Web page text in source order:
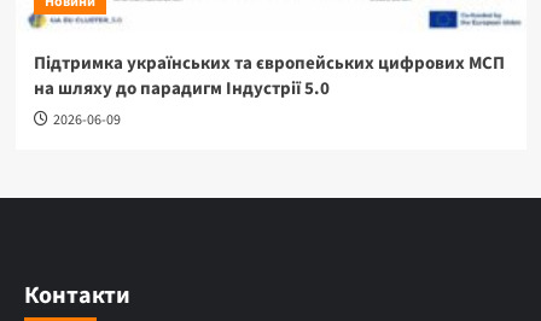
Підтримка українських та європейських цифрових МСП
на шляху до парадигм Індустрії 5.0
2026-06-09
Контакти